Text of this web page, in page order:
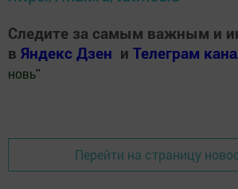
Следите за самым важным и
в Яндекс Дзен и Телеграм
новь"
Перейти на страницу